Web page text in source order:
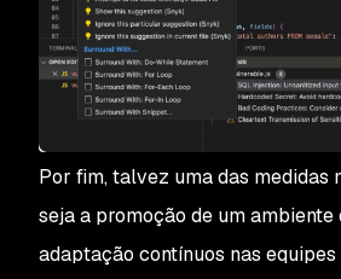
Por fim, talvez uma das medidas
seja a promoção de um
adaptação contínuos nas equipes